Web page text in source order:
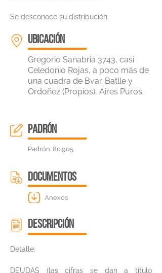
Se desconoce su distribución.
ubicación
Gregorio Sanabria 3743, casi
Celedonio Rojas, a poco más de
una cuadra de Bvar. Batlle y
Ordoñez (Propios), Aires Puros.
padrón
Padrón: 80.905
DOCUMENTOS
Anexos
descripción
Detalle:
DEUDAS (las cifras se dan a título